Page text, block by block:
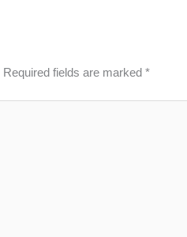
Required fields are marked*